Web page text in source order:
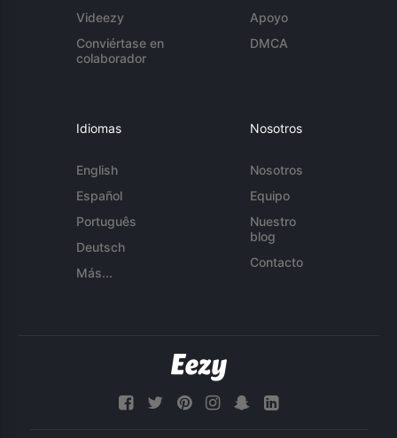
Videezy
Conviértase en
colaborador
Apoyo
DMCA
Idiomas
English
Español
Português
Deutsch
Más...
Nosotros
Nosotros
Equipo
Nuestro
blog
Contacto